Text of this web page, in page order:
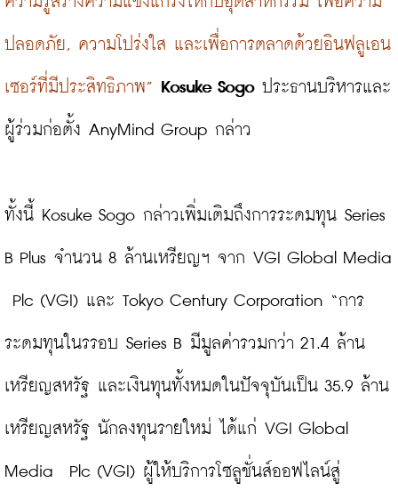
ปลอดภัย, ความโปร่งใส และเพื่อการตลาดด้วยอินฟลูเอน
เซอร์ที่มีประสิทธิภาพ” Kosuke Sogo ประธานบริหารและ
ผู้ร่วมก่อตั้ง AnyMind Group กล่าว
ทั้งนี้ Kosuke Sogo กล่าวเพิ่มเติมถึงการระดมทุน Series
B Plus จำนวน 8 ล้านเหรียญฯ จาก VGI Global Media
Plc (VGI) และ Tokyo Century Corporation “การ
ระดมทุนในรรอบ Series B มีมูลค่ารวมกว่า 21.4 ล้าน
เหรียญสหรัฐ และเงินทุนทั้งหมดในปัจจุบันเป็น 35.9 ล้าน
เหรียญสหรัฐ นักลงทุนรายใหม่ ได้แก่ VGI Global
Media  Plc (VGI) ผู้ให้บริการโซลูชั่นส์ออฟไลน์สู่